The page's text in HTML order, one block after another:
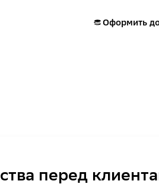
Оформить
перед